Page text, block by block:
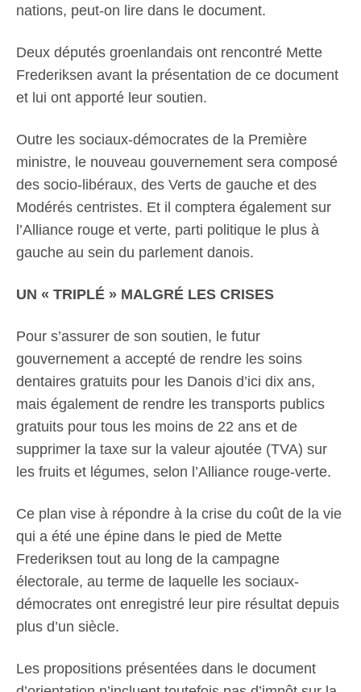
nations, peut-on lire dans le document.
Deux députés groenlandais ont rencontré Mette
Frederiksen avant la présentation de ce document
et lui ont apporté leur soutien.
Outre les sociaux-démocrates de la Première
ministre, le nouveau gouvernement sera composé
des socio-libéraux, des Verts de gauche et des
Modérés centristes. Et il comptera également sur
l’Alliance rouge et verte, parti politique le plus à
gauche au sein du parlement danois.
UN « TRIPLÉ » MALGRÉ LES CRISES
Pour s’assurer de son soutien, le futur
gouvernement a accepté de rendre les soins
dentaires gratuits pour les Danois d’ici dix ans,
mais également de rendre les transports publics
gratuits pour tous les moins de 22 ans et de
supprimer la taxe sur la valeur ajoutée (TVA) sur
les fruits et légumes, selon l’Alliance rouge-verte.
Ce plan vise à répondre à la crise du coût de la vie
qui a été une épine dans le pied de Mette
Frederiksen tout au long de la campagne
électorale, au terme de laquelle les sociaux-
démocrates ont enregistré leur pire résultat depuis
plus d’un siècle.
Les propositions présentées dans le document